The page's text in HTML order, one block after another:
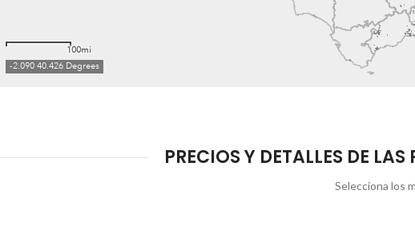
PRECIOS Y DETALLES DE
Selecciona los